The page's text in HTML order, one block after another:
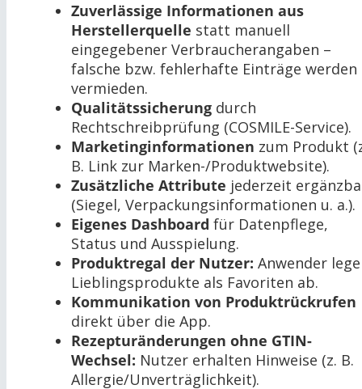
Zuverlässige Informationen aus
Herstellerquelle statt manuell
eingegebener Verbraucherangaben –
falsche bzw. fehlerhafte Einträge werden
vermieden.
Qualitätssicherung durch
Rechtschreibprüfung (COSMILE-Service).
Marketinginformationen zum Produkt
B. Link zur Marken-/Produktwebsite).
Zusätzliche Attribute jederzeit
(Siegel, Verpackungsinformationen u. a.).
Eigenes Dashboard für Datenpflege,
Status und Ausspielung.
Produktregal der Nutzer: Anwender
Lieblingsprodukte als Favoriten ab.
Kommunikation von Produktrückrufen
direkt über die App.
Rezepturänderungen ohne GTIN-
Wechsel: Nutzer erhalten Hinweise (z. B.
Allergie/Unverträglichkeit).